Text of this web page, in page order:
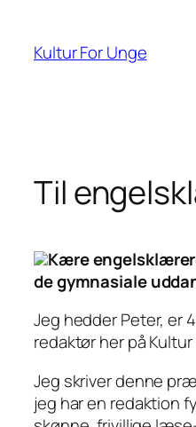
indhold
Kultur For Unge
Til
Kære
de gymnasiale
Jeg hedder Peter, er
redaktør her på Kultur
Jeg skriver denne
jeg har en redaktion